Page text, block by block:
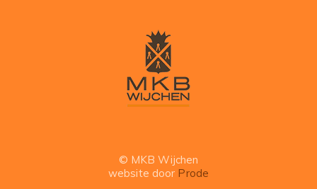
© MKB Wijchen
website door Prode